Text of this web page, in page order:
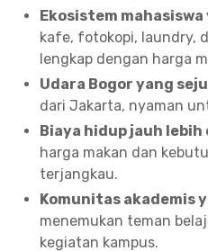
Ekosistem mahasiswa
kafe, fotokopi, laundry,
lengkap dengan harga
Udara Bogor yang
dari Jakarta, nyaman
Biaya hidup jauh
harga makan dan
terjangkau.
Komunitas akademis
menemukan teman
kegiatan kampus.